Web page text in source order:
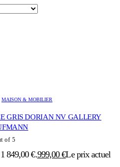
MAISON & MOBILIER
GRIS DORIAN NV GALLERY
of 5
849,00 €.999,00€Le prix actuel